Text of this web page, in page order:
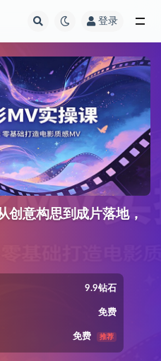
登录
创意构思到成片落地，
9.9钻石
免费
免费 推荐